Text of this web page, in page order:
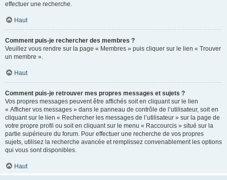
effectuer une recherche.
Haut
Comment puis-je rechercher des membres ?
Veuillez vous rendre sur la page « Membres » puis cliquer sur le lien « Trouver
un membre ».
Haut
Comment puis-je retrouver mes propres messages et sujets ?
Vos propres messages peuvent être affichés soit en cliquant sur le lien
« Afficher vos messages » dans le panneau de contrôle de l’utilisateur, soit en
cliquant sur le lien « Rechercher les messages de l’utilisateur » sur la page de
votre propre profil ou soit en cliquant sur le menu « Raccourcis » situé sur la
partie supérieure du forum. Pour effectuer une recherche de vos propres
sujets, utilisez la recherche avancée et remplissez convenablement les options
qui vous sont disponibles.
Haut